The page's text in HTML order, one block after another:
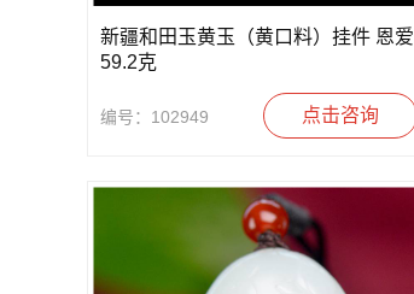
新疆和田玉黄玉（黄口料）挂件 恩爱
59.2克
编号：102949 点击咨询